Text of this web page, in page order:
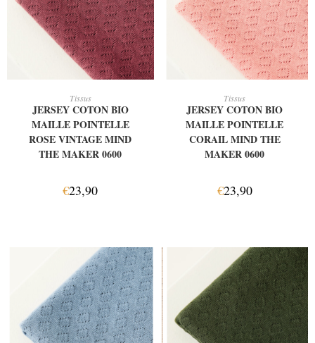
Tissus
JERSEY COTON BIO
MAILLE POINTELLE
ROSE VINTAGE MIND
THE MAKER 0600
€23,90
Tissus
JERSEY COTON BIO
MAILLE POINTELLE
CORAIL MIND THE
MAKER 0600
€23,90